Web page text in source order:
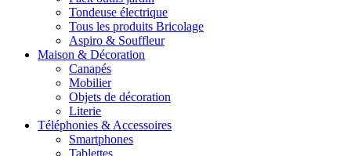
Tondeuse électrique
Tous les produits Bricolage
Aspiro & Souffleur
Maison & Décoration
Canapés
Mobilier
Objets de décoration
Literie
Téléphonies & Accessoires
Smartphones
Tablettes